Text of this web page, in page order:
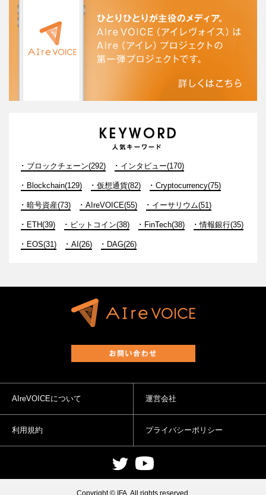
ブロックチェーン(292) インタビュー(170)
Blockchain(129) 仮想通貨(82) Cryptocurrency(75)
暗号資産(73) AIreVOICE(55) イーサリウム(51)
ETH(39) ビットコイン(38) FinTech(38) 情報銀行(35)
EOS(31) AI(26) DAG(26)
AIreVOICEについて 運営会社
利用規約 プライバシーポリシー